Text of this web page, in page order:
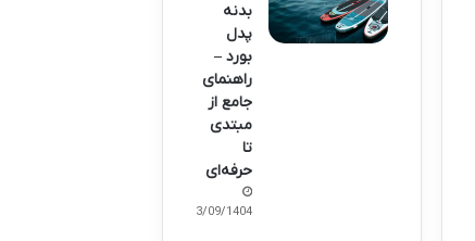
بدنه
پدل
بورد –
راهنمای
جامع از
مبتدی
تا
حرفه‌ای
23/09/1404